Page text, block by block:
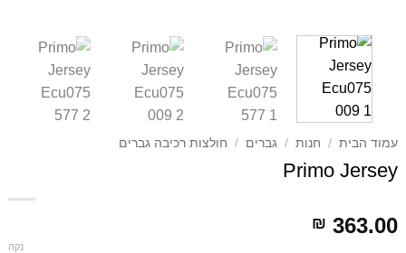
עמוד הבית / חנות / גברים / חולצות רכיבה גברים
Primo Jersey
₪ 363.00
נקה